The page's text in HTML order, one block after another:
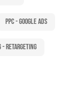
PPC - Google Ads
- Retargeting